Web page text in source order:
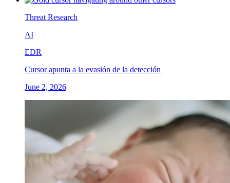
Threat Research
AI
EDR
Cursor apunta a la evasión de la detección
June 2, 2026